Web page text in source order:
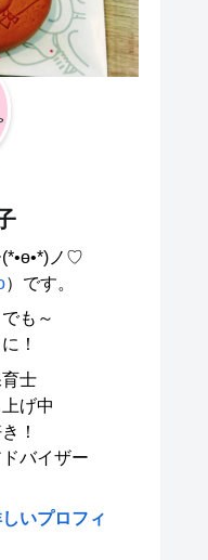
ノ♡
）です。
も～
！
士
げ中
！
バイザー
いプロフィ